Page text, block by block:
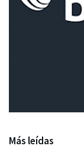
Más leídas